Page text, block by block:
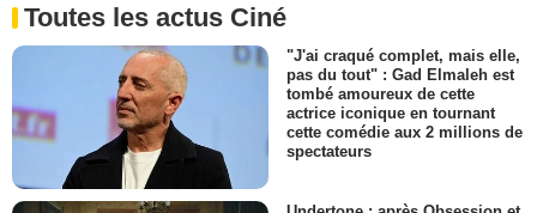
Toutes les actus Ciné
"J'ai craqué complet, mais elle,
pas du tout" : Gad Elmaleh est
tombé amoureux de cette
actrice iconique en tournant
cette comédie aux 2 millions de
spectateurs